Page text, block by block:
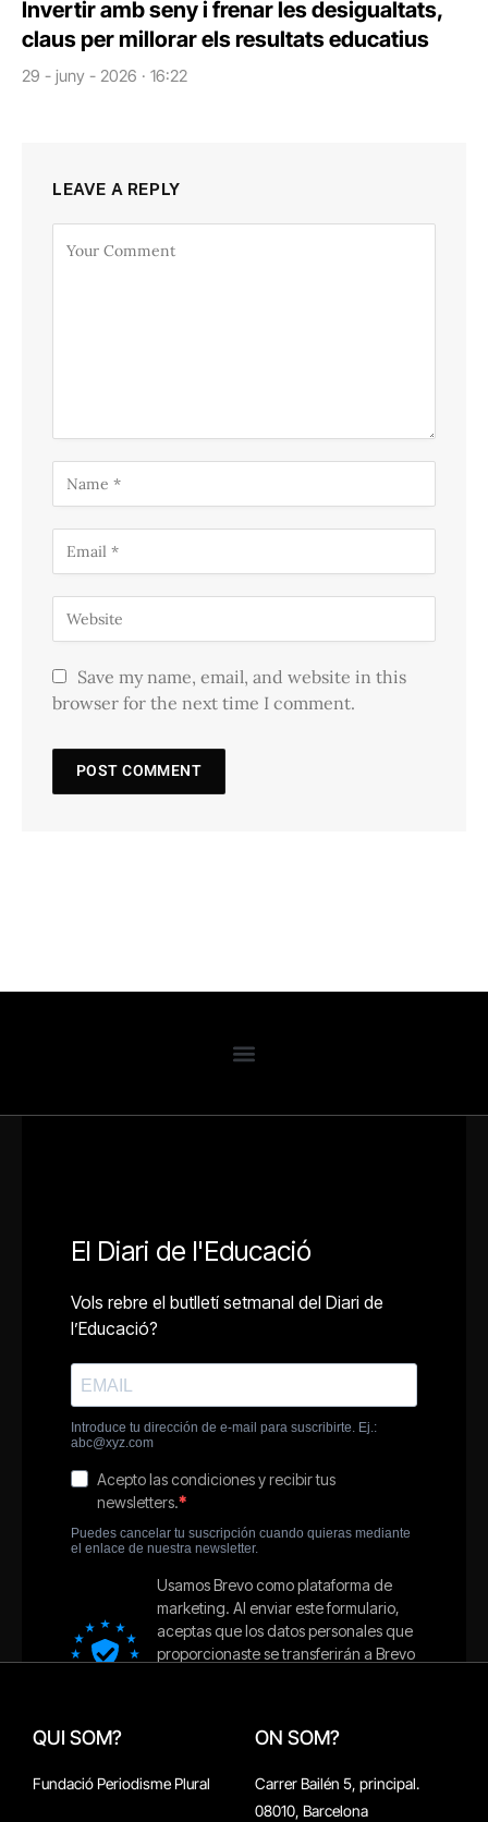
Invertir amb seny i frenar les desigualtats,
claus per millorar els resultats educatius
29 - juny - 2026 · 16:22
LEAVE A REPLY
Save my name, email, and website in this
browser for the next time I comment.
QUI SOM?
Fundació Periodisme Plural
ON SOM?
Carrer Bailén 5, principal.
08010, Barcelona